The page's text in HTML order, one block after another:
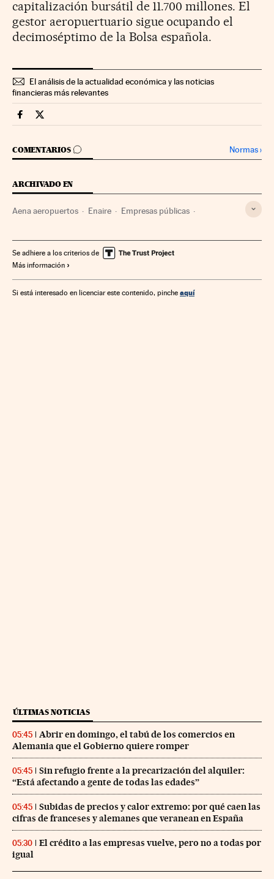
capitalización bursátil de 11.700 millones. El
gestor aeropuertuario sigue ocupando el
decimoséptimo de la Bolsa española.
El análisis de la actualidad económica y las noticias
financieras más relevantes
Mercados Financieros Cinco Días en Facebook
Mercados Financieros Cinco Días en Twitter
COMENTARIOS
IR A LOS COMENTARIOS Normas›
ARCHIVADO EN
Aena aeropuertos Enaire Empresas públicas
Administración Estado Administración pública
Se adhiere a los criterios de
Más información
Si está interesado en licenciar este contenido, pinche aquí
ÚLTIMAS NOTICIAS
05:45
Abrir en domingo, el tabú de los comercios en
Alemania que el Gobierno quiere romper
05:45
Sin refugio frente a la precarización del alquiler:
“Está afectando a gente de todas las edades”
05:45
Subidas de precios y calor extremo: por qué caen las
cifras de franceses y alemanes que veranean en España
05:30
El crédito a las empresas vuelve, pero no a todas por
igual